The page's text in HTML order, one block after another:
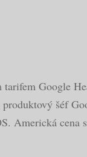
Google
produktový šéf
Americká cena